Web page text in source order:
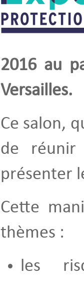
2016 au
Versailles.
Ce salon,
de réunir
présenter
Cette
thèmes :
les